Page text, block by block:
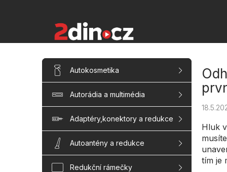
P
s
r
n
í
Přeskočit
kategorieAutokosmetika
Autorádia a multimédia
Adaptéry,konektory a redukce
Autoantény a redukce
Redukční rámečky
Hluk
tím je